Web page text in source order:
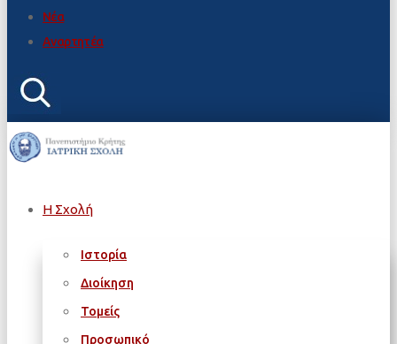
Νέα
Αναρτητέα
Η Σχολή
Ιστορία
Διοίκηση
Τομείς
Προσωπικό